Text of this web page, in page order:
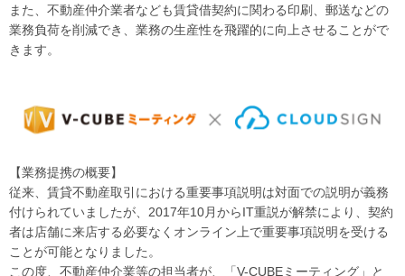
また、不動産仲介業者なども賃貸借契約に関わる印刷、郵送などの
業務負荷を削減でき、業務の生産性を飛躍的に向上させることがで
きます。
【業務提携の概要】
従来、賃貸不動産取引における重要事項説明は対面での説明が義務
付けられていましたが、2017年10月からIT重説が解禁により、契約
者は店舗に来店する必要なくオンライン上で重要事項説明を受ける
ことが可能となりました。
この度、不動産仲介業等の担当者が、「V-CUBEミーティング」と